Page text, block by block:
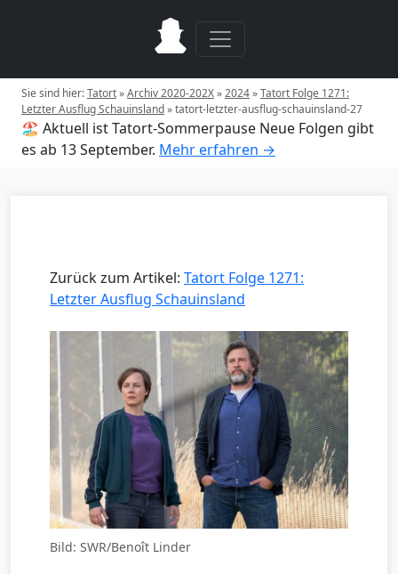
Sie sind hier:Tatort»Archiv 2020-202X»2024»Tatort Folge 1271:
Letzter Ausflug Schauinsland»tatort-letzter-ausflug-schauinsland-27
🏖️ Aktuell ist Tatort-Sommerpause Neue Folgen gibt
es ab 13 September. Mehr erfahren →
Zurück zum Artikel: Tatort Folge 1271:
Letzter Ausflug Schauinsland
Bild: SWR/Benoît Linder